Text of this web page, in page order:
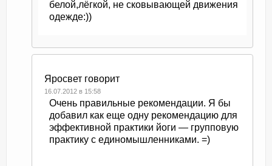
белой,лёгкой, не сковывающей движения
одежде:))
Яросвет говорит
16.07.2012 в 15:58
Очень правильные рекомендации. Я бы
добавил как еще одну рекомендацию для
эффективной практики йоги — групповую
практику с единомышленниками. =)